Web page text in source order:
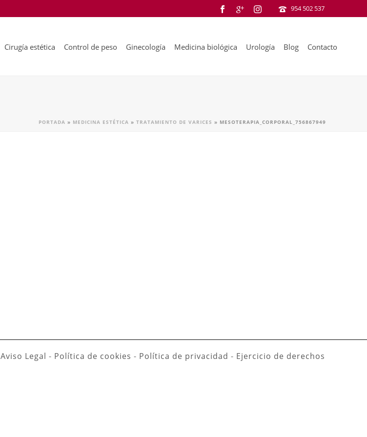
954 502 537
Cirugía estética Control de peso Ginecología Medicina biológica Urología Blog Contacto
PORTADA » MEDICINA ESTÉTICA » TRATAMIENTO DE VARICES » MESOTERAPIA_CORPORAL_756867949
Aviso Legal - Política de cookies - Política de privacidad - Ejercicio de derechos